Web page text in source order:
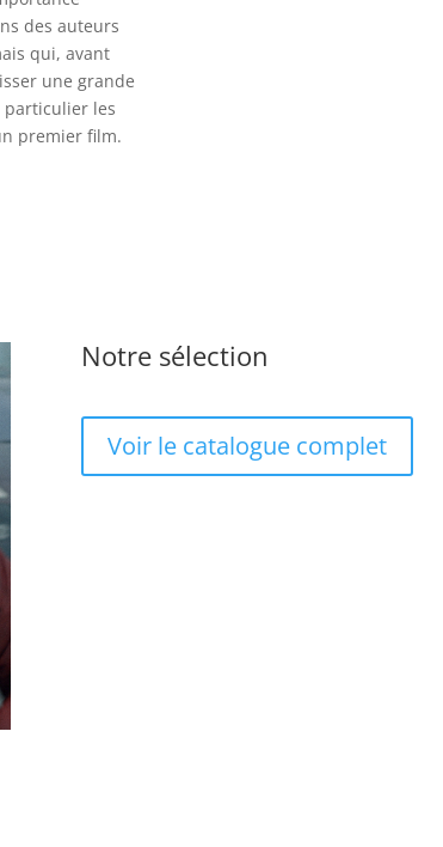
des auteurs
qui, avant
une grande
particulier les
premier film.
Notre sélection
Voir le catalogue complet